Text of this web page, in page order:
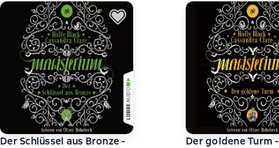
Der Schlüssel aus Bronze -
Der goldene Turm -